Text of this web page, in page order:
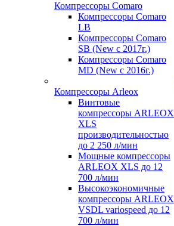
Компрессоры Comaro
Компрессоры Comaro
LB
Компрессоры Comaro
SB (New с 2017г.)
Компрессоры Comaro
MD (New с 2016г.)
Компрессоры Arleox
Винтовые
компрессоры ARLEOX
XLS
производительностью
до 2 250 л/мин
Мощные компрессоры
ARLEOX XLS до 12
700 л/мин
Высокоэкономичные
компрессоры ARLEOX
VSDL variospeed до 12
700 л/мин